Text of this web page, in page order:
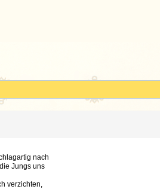
nach
Jungs uns
verzichten,